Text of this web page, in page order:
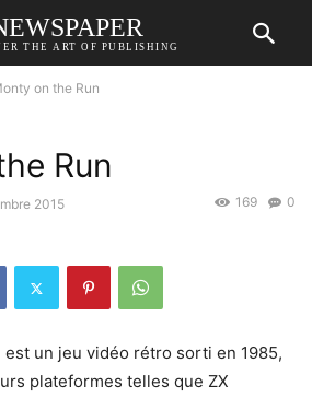
THE ART OF PUBLISHING
on the Run
Run
2015 0
169
est un jeu vidéo rétro sorti en 1985,
plateformes telles que ZX